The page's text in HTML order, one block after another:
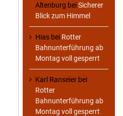
Altenburg beiSicherer
Blick zum Himmel
Hias bei Rotter
Bahnunterführung ab
Montag voll gesperrt
Karl Ranseier bei
Rotter
Bahnunterführung ab
Montag voll gesperrt